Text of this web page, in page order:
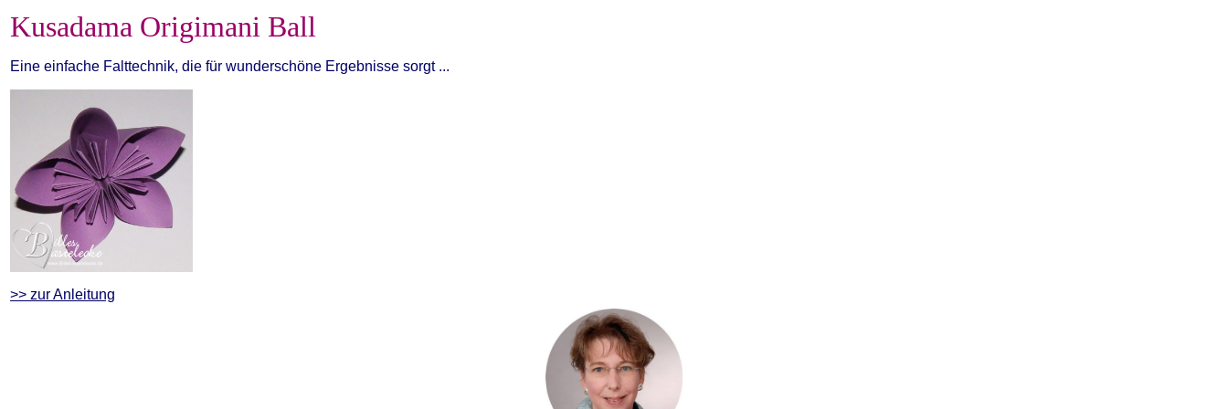
Kusadama Origimani Ball
Eine einfache Falttechnik, die für wunderschöne Ergebnisse sorgt ...
>> zur Anleitung